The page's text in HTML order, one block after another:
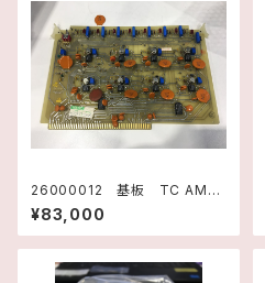
26000012 基板 TC AMPL
IFIER F3184001 Rev.B
¥83,000